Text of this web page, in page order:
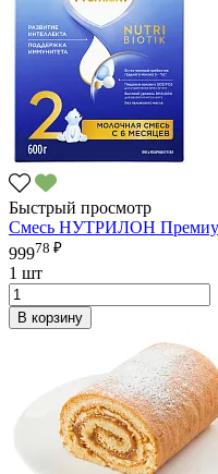
Быстрый просмотр
Смесь НУТРИЛОН
99978 ₽
1 шт
В корзину